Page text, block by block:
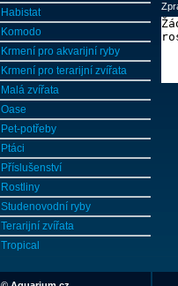
Habistat
Komodo
Krmení pro akvarijní ryby
Krmení pro terarijní zvířata
Malá zvířata
Oase
Pet-potřeby
Ptáci
Příslušenství
Rostliny
Studenovodní ryby
Terarijní zvířata
Tropical